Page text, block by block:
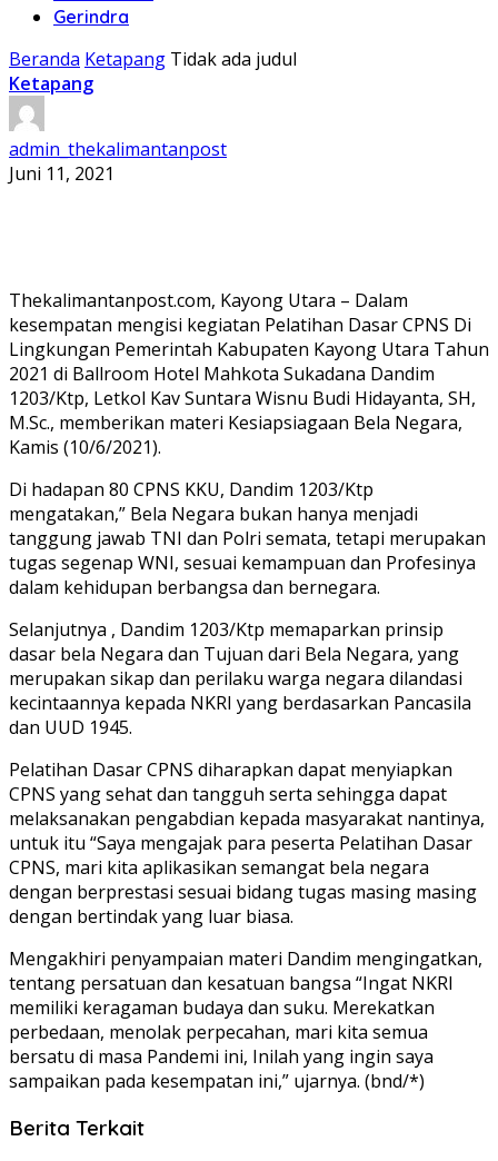
Gerindra
Beranda Ketapang Tidak ada judul
Ketapang
admin_thekalimantanpost
Juni 11, 2021
Thekalimantanpost.com, Kayong Utara – Dalam
kesempatan mengisi kegiatan Pelatihan Dasar CPNS Di
Lingkungan Pemerintah Kabupaten Kayong Utara Tahun
2021 di Ballroom Hotel Mahkota Sukadana Dandim
1203/Ktp, Letkol Kav Suntara Wisnu Budi Hidayanta, SH,
M.Sc., memberikan materi Kesiapsiagaan Bela Negara,
Kamis (10/6/2021).
Di hadapan 80 CPNS KKU, Dandim 1203/Ktp
mengatakan,” Bela Negara bukan hanya menjadi
tanggung jawab TNI dan Polri semata, tetapi merupakan
tugas segenap WNI, sesuai kemampuan dan Profesinya
dalam kehidupan berbangsa dan bernegara.
Selanjutnya , Dandim 1203/Ktp memaparkan prinsip
dasar bela Negara dan Tujuan dari Bela Negara, yang
merupakan sikap dan perilaku warga negara dilandasi
kecintaannya kepada NKRI yang berdasarkan Pancasila
dan UUD 1945.
Pelatihan Dasar CPNS diharapkan dapat menyiapkan
CPNS yang sehat dan tangguh serta sehingga dapat
melaksanakan pengabdian kepada masyarakat nantinya,
untuk itu “Saya mengajak para peserta Pelatihan Dasar
CPNS, mari kita aplikasikan semangat bela negara
dengan berprestasi sesuai bidang tugas masing masing
dengan bertindak yang luar biasa.
Mengakhiri penyampaian materi Dandim mengingatkan,
tentang persatuan dan kesatuan bangsa “Ingat NKRI
memiliki keragaman budaya dan suku. Merekatkan
perbedaan, menolak perpecahan, mari kita semua
bersatu di masa Pandemi ini, Inilah yang ingin saya
sampaikan pada kesempatan ini,” ujarnya. (bnd/*)
Berita Terkait